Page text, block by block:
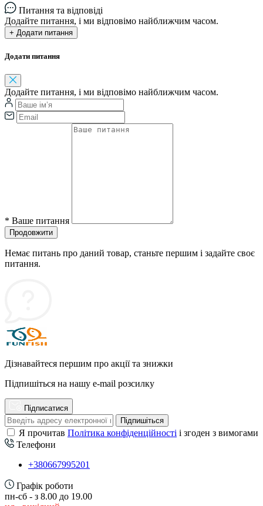
Питання та відповіді
Додайте питання, і ми відповімо найближчим часом.
+ Додати питання
Додати питання
Додайте питання, і ми відповімо найближчим часом.
* Ваше питання
Продовжити
Немає питань про даний товар, станьте першим і задайте своє
питання.
Дізнавайтеся першим про акції та знижки
Підпишіться на нашу e-mail розсилку
Підписатися
Підпишіться
Я прочитав Політика конфіденційності і згоден з вимогами
Телефони
+380667995201
Графік роботи
пн-сб - з 8.00 до 19.00